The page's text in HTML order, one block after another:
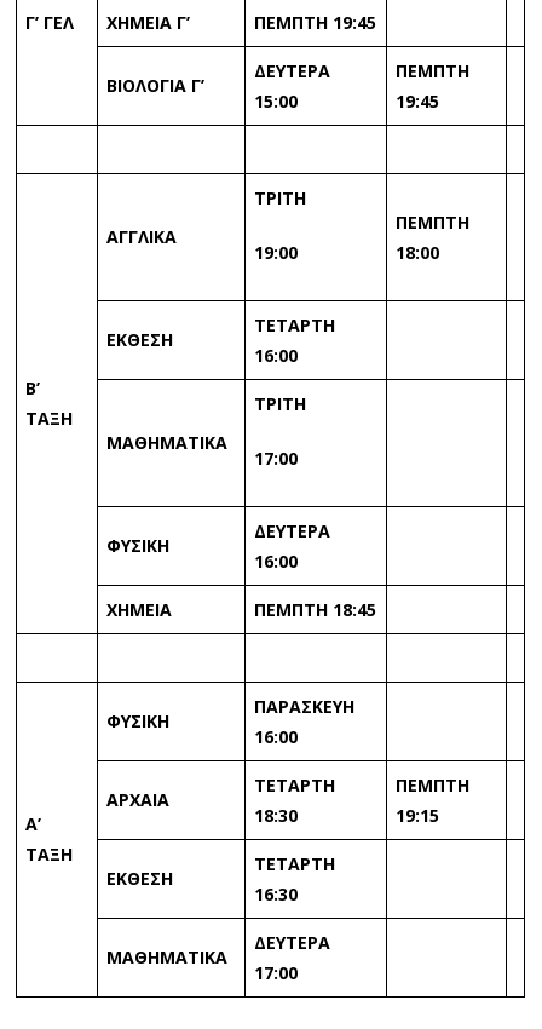
Γ’ ΓΕΛ ΧΗΜΕΙΑ Γ’ ΠΕΜΠΤΗ 19:45
ΒΙΟΛΟΓΙΑ Γ’
ΔΕΥΤΕΡΑ
15:00
ΠΕΜΠΤΗ
19:45
Β’
ΤΑΞΗ
ΑΓΓΛΙΚΑ
ΤΡΙΤΗ
19:00
ΠΕΜΠΤΗ
18:00
ΕΚΘΕΣΗ
ΤΕΤΑΡΤΗ
16:00
ΜΑΘΗΜΑΤΙΚΑ
ΤΡΙΤΗ
17:00
ΦΥΣΙΚΗ
ΔΕΥΤΕΡΑ
16:00
ΧΗΜΕΙΑ ΠΕΜΠΤΗ 18:45
Α’
ΤΑΞΗ
ΦΥΣΙΚΗ
ΠΑΡΑΣΚΕΥΗ
16:00
ΑΡΧΑΙΑ
ΤΕΤΑΡΤΗ
18:30
ΠΕΜΠΤΗ
19:15
ΕΚΘΕΣΗ
ΤΕΤΑΡΤΗ
16:30
ΜΑΘΗΜΑΤΙΚΑ
ΔΕΥΤΕΡΑ
17:00